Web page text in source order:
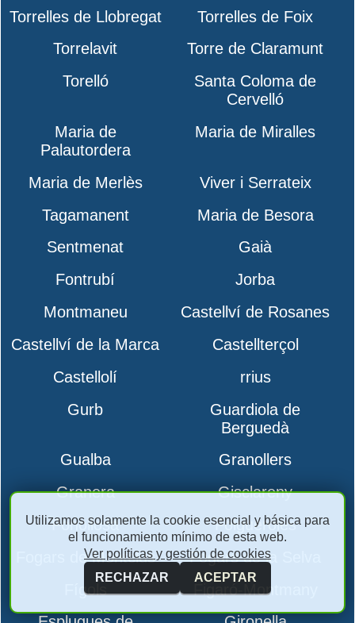
Torrelles de Llobregat
Torrelles de Foix
Torrelavit
Torre de Claramunt
Torelló
Santa Coloma de
Cervelló
Maria de
Palautordera
Maria de Miralles
Maria de Merlès
Viver i Serrateix
Tagamanent
Maria de Besora
Sentmenat
Gaià
Fontrubí
Jorba
Montmaneu
Castellví de Rosanes
Castellví de la Marca
Castellterçol
Castellolí
rrius
Gurb
Guardiola de
Berguedà
Gualba
Granollers
Granera
Gisclareny
Fonollosa
Folgueroles
Fogars de Montclús
Fogars de la Selva
Fígols
Figaró-Montmany
Utilizamos solamente la cookie esencial y básica para
el funcionamiento mínimo de esta web.
Ver políticas y gestión de cookies
RECHAZAR
ACEPTAR